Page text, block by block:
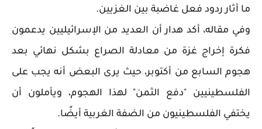
ما أثار ردود فعل غاضبة بين الغزيين.
وفي مقاله، أكد هدار أن العديد من الإسرائيليين يدعمون
فكرة إخراج غزة من معادلة الصراع بشكل نهائي بعد
هجوم السابع من أكتوبر، حيث يرى البعض أنه يجب على
الفلسطينيين "دفع الثمن" لهذا الهجوم، ويأملون أن
يختفي الفلسطينيون من الضفة الغربية أيضًا.